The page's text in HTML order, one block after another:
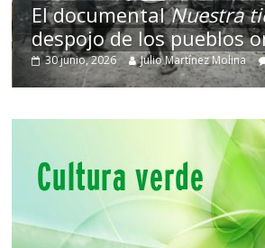
El documentalNuestra
despojo de los pueblos
30 junio, 2026 Julio Martínez Molina